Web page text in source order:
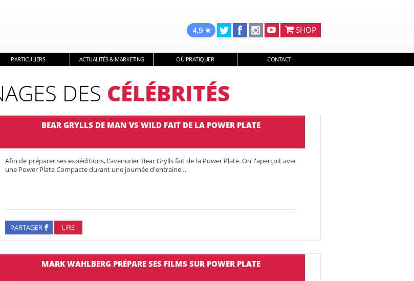
SHOP
PARTICULIERS ACTUALITÉS & MARKETING OÙ PRATIQUER CONTACT
DES CÉLÉBRITÉS
BEAR GRYLLS DE MAN VS WILD FAIT DE LA POWER PLATE
Afin de préparer ses expéditions, l'avenurier Bear Grylls fait de la Power Plate. On l'aperçoit avec
une Power Plate Compacte durant une journée d'entraine…
PARTAGER LIRE
MARK WAHLBERG PRÉPARE SES FILMS SUR POWER PLATE